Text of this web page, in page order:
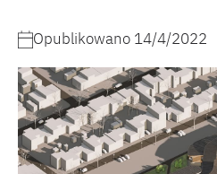
Opublikowano 14/4/2022